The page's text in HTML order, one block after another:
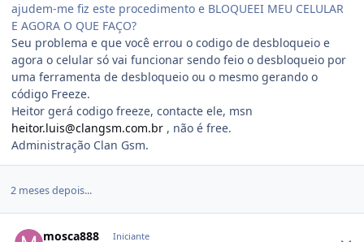
ajudem-me fiz este procedimento e BLOQUEEI MEU CELULAR
E AGORA O QUE FAÇO?
Seu problema e que você errou o codigo de desbloqueio e
agora o celular só vai funcionar sendo feio o desbloqueio por
uma ferramenta de desbloqueio ou o mesmo gerando o
código Freeze.
Heitor gerá codigo freeze, contacte ele, msn
heitor.luis@clangsm.com.br , não é free.
Administração Clan Gsm.
2 meses depois...
mosca888 Iniciante